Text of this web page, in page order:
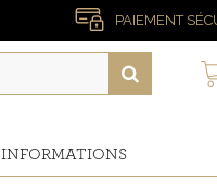
PAIEMENT
INFORMATIONS